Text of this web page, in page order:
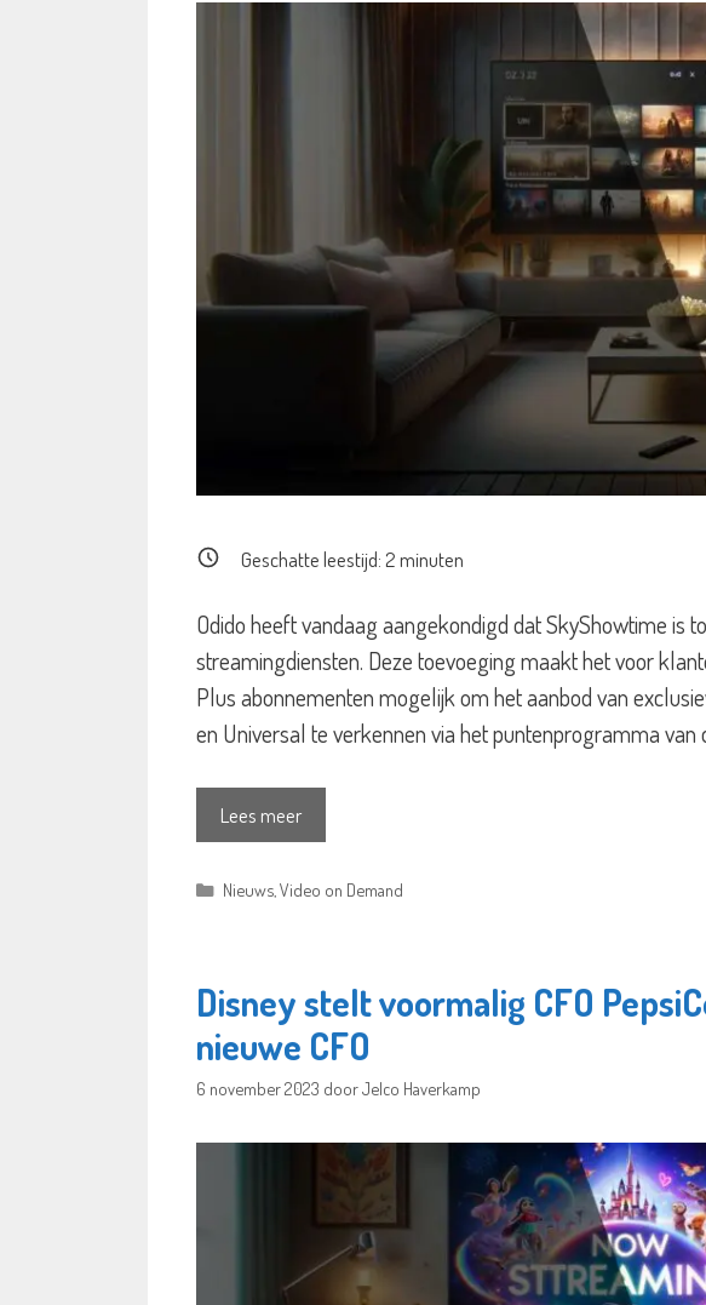
Geschatte leestijd:2minuten
Odido heeft vandaag aangekondigd dat SkyShowtime is
streamingdiensten. Deze toevoeging maakt het voor
Plus abonnementen mogelijk om het aanbod van
en Universal te verkennen via het puntenprogramma van
Lees meer
Categorieën
Nieuws, Video on Demand
Disney stelt voormalig CFO
nieuwe CFO
6 november 2023 doorJelco Haverkamp